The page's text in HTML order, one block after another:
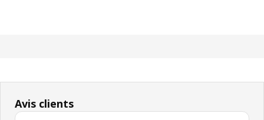
Avis clients